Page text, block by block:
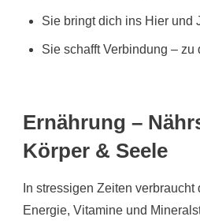
Sie bringt dich ins Hier und
Sie schafft Verbindung – zu
Ernährung –
Körper & Seele
In stressigen Zeiten
Energie, Vitamine und